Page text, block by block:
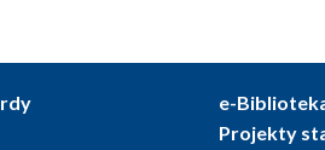
e-
Projekty